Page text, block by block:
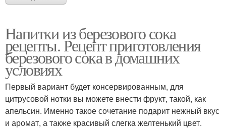
Напитки из березового сока
рецепты. Рецепт приготовления
березового сока в домашних
условиях
Первый вариант будет консервированным, для
цитрусовой нотки вы можете внести фрукт, такой, как
апельсин. Именно такое сочетание подарит нежный вкус
и аромат, а также красивый слегка желтенький цвет.